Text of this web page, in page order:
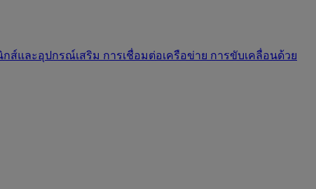
ส์และอุปกรณ์เสริม การเชื่อมต่อเครือข่าย การขับเคลื่อนด้วย